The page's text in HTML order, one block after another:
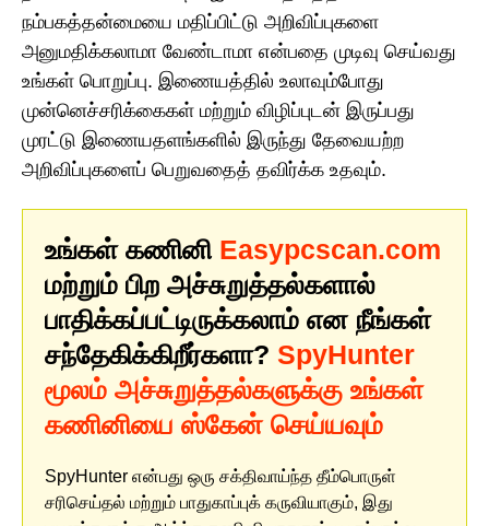
நம்பகத்தன்மையை மதிப்பிட்டு அறிவிப்புகளை
அனுமதிக்கலாமா வேண்டாமா என்பதை முடிவு செய்வது
உங்கள் பொறுப்பு. இணையத்தில் உலாவும்போது
முன்னெச்சரிக்கைகள் மற்றும் விழிப்புடன் இருப்பது
முரட்டு இணையதளங்களில் இருந்து தேவையற்ற
அறிவிப்புகளைப் பெறுவதைத் தவிர்க்க உதவும்.
உங்கள் கணினி Easypcscan.com
மற்றும் பிற அச்சுறுத்தல்களால்
பாதிக்கப்பட்டிருக்கலாம் என நீங்கள்
சந்தேகிக்கிறீர்களா? SpyHunter
மூலம் அச்சுறுத்தல்களுக்கு உங்கள்
கணினியை ஸ்கேன் செய்யவும்
SpyHunter என்பது ஒரு சக்திவாய்ந்த தீம்பொருள்
சரிசெய்தல் மற்றும் பாதுகாப்புக் கருவியாகும், இது